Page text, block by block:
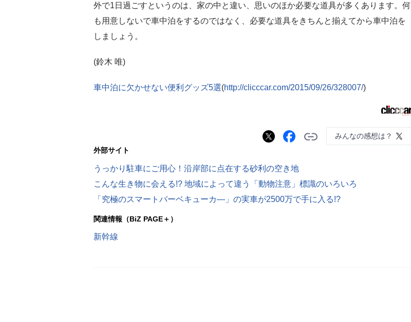
外で1日過ごすというのは、家の中と違い、思いのほか必要な道具が多くあります。何
も用意しないで車中泊をするのではなく、必要な道具をきちんと揃えてから車中泊を
しましょう。
(鈴木 唯)
車中泊に欠かせない便利グッズ5選(http://clicccar.com/2015/09/26/328007/)
みんなの感想は？
外部サイト
うっかり駐車にご用心！沿岸部に点在する砂利の空き地
こんな生き物に会える!? 地域によって違う「動物注意」標識のいろいろ
「究極のスマートバーベキューカ―」の実車が2500万で手に入る!?
関連情報（BiZ PAGE＋）
新幹線